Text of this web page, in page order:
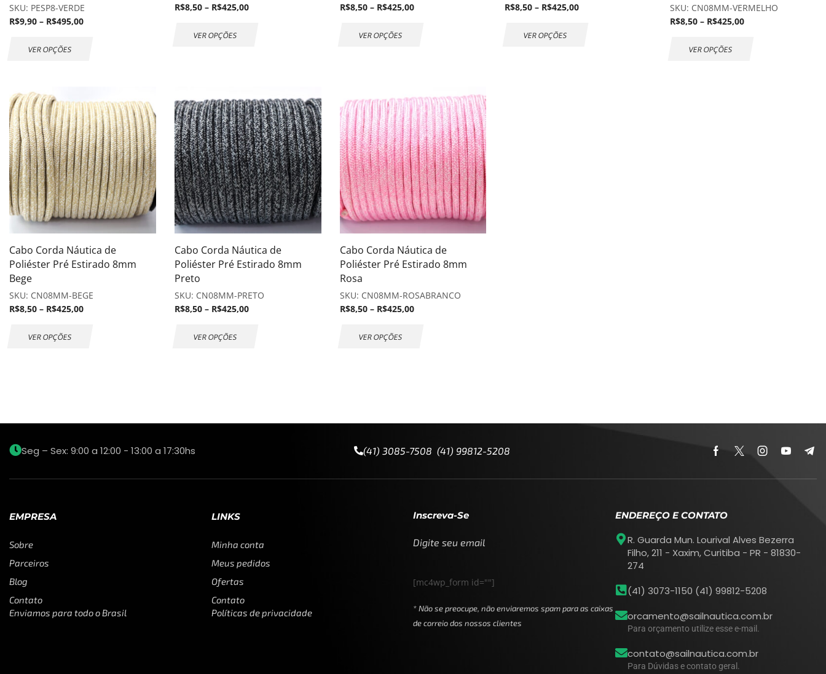
SKU: PESP8-VERDE
R$9,90 – R$495,00
VER OPÇÕES
R$8,50 – R$425,00
VER OPÇÕES
R$8,50 – R$425,00
VER OPÇÕES
R$8,50 – R$425,00
VER OPÇÕES
SKU: CN08MM-VERMELHO
R$8,50 – R$425,00
VER OPÇÕES
Cabo Corda Náutica de
Poliéster Pré Estirado 8mm
Bege
SKU: CN08MM-BEGE
R$8,50 – R$425,00
VER OPÇÕES
Cabo Corda Náutica de
Poliéster Pré Estirado 8mm
Preto
SKU: CN08MM-PRETO
R$8,50 – R$425,00
VER OPÇÕES
Cabo Corda Náutica de
Poliéster Pré Estirado 8mm
Rosa
SKU: CN08MM-ROSABRANCO
R$8,50 – R$425,00
VER OPÇÕES
Seg – Sex: 9:00 a 12:00 - 13:00 a 17:30hs (41) 3085-7508 (41) 99812-5208
EMPRESA
Sobre
Parceiros
Blog
Contato
Enviamos para todo o Brasil
LINKS
Minha conta
Meus pedidos
Ofertas
Contato
Políticas de privacidade
Inscreva-Se
Digite seu email
[mc4wp_form id=""]
* Não se preocupe, não enviaremos spam para as caixas
de correio dos nossos clientes
ENDEREÇO E CONTATO
R. Guarda Mun. Lourival Alves Bezerra
Filho, 211 - Xaxim, Curitiba - PR - 81830-
274
(41) 3073-1150 (41) 99812-5208
orcamento@sailnautica.com.br
Para orçamento utilize esse e-mail.
contato@sailnautica.com.br
Para Dúvidas e contato geral.